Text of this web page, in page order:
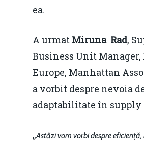
ea.
A urmat Miruna Rad,
Business Unit Manager,
Europe, Manhattan
a vorbit despre nevoia
adaptabilitate în supply
„Astăzi vom vorbi despre